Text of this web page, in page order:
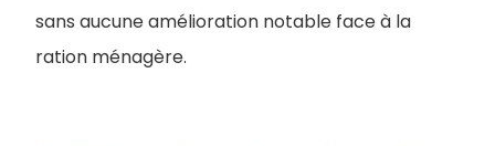
sans aucune amélioration notable face à la
ration ménagère.